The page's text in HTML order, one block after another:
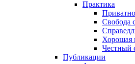
Практика
Свобода
Хорошая
Честный
Публикации